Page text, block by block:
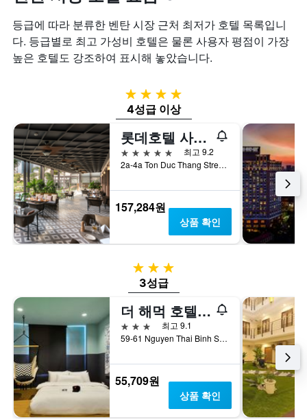
등급에 따라 분류한 벤탄 시장 근처 최저가 호텔 목록입니
다. 등급별로 최고 가성비 호텔은 물론 사용자 평점이 가장
높은 호텔도 강조하여 표시해 놓았습니다.
4성급
4성급 이상
롯데호텔 사이공
5성급
최고 9.2
2a-4a Ton Duc Thang Street, 호치민, 베트남
157,284원
상품 확인
3성급
3성급
더 해먹 호텔 파인 아츠 뮤지엄
3성급
최고 9.1
59-61 Nguyen Thai Binh Street, 호치민, 베트남
55,709원
상품 확인